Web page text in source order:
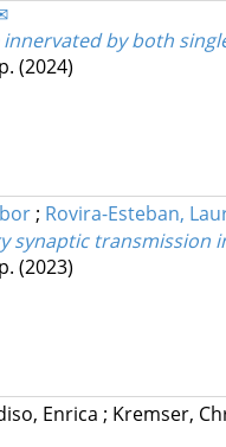
by both
(2024)
; Rovira-Esteban,
(2023)
Enrica ; Kremser,